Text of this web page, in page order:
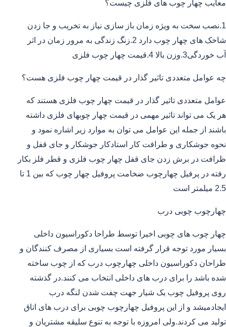
معایب چهار چوب های فلزی چیست؟
1.نصب سخت به ویژه زمان باز سازی نیاز به تخریب و جا زدن
شاخک های چهار چوب دارد 2.زنگ زندگی به مرور زمان در اثر
آب خوردگی3.وزن بالا 4.قیمت چهار چوب فلزی
چه عوامل متعددی تاثیر گذار در قیمت چهار چوب فلزی هست؟
عوامل متعددی تاثیر گذار در قیمت چهار چوب فلزی هستند که
هر یک می تواند تاثیر مهمی در قیمت چهار چوبهای فلزی داشته
باشند از جمله این عوامل می توان به موارد زیر اشاره نمود و
نحوه جوشکاری و طرافت کار استادکار جوشکار و جای قفل و
ظرافت در برش زدن جای قفل چهار چوب فلزی و قطر فلز بکار
رفته در پرفیل چهارچوب ضخامت پروفیل چهار چوب که بین 1 تا
2.5 میلمتر است
چهارچوب چوبی درب
چهار چوب های چوبی اخیرا توسط طراحا دکوراسیون داخلی
بسیار مورد توجه قرار گرفته است بسیاری از مصرف کنندگان و
طراحان دکوراسیون داخلی چهارچوب درب که از چوب ساخته
شده باشد را برای درب های داخلی انتخاب می کنند.در گذشته
روی پروفیل چوب یک شیار جهت چفت شدن لنگه درب
ایجادمیشد و از این پروفیل چهارچوب چوبی برای درب های اتاق
تولید می کردند.ولی امروزه با توجه به تنوع سلیقه مشتریان و